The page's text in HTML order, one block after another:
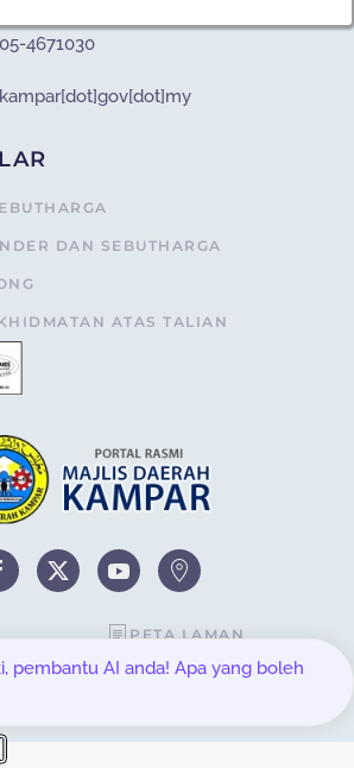
4671030
DAN SEBUTHARGA
ATAS TALIAN
PETA LAMAN
STATISTIK PELAWAT
pembantu AI anda! Apa yang boleh